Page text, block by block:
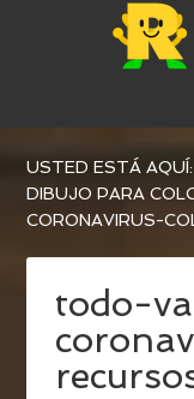
USTED ESTÁ
DIBUJO PARA
CORONAVIRUS-
todo-